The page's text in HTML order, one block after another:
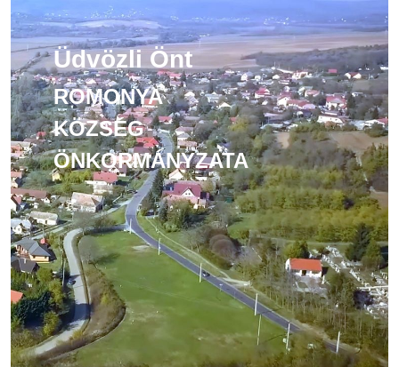
Üdvözli Önt
ROMONYA
KÖZSÉG
ÖNKORMÁNYZATA